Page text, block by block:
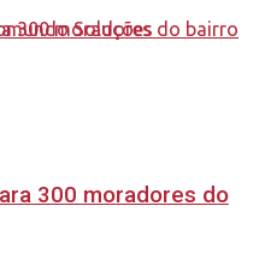
300 moradores do
Soluções